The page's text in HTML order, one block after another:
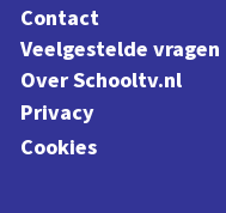
Contact
Veelgestelde vragen
Over Schooltv.nl
Privacy
Cookies